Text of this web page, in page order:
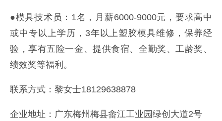
●模具技术员：1名，月薪6000-9000元，要求高中
或中专以上学历，3年以上塑胶模具维修，保养经
验，享有五险一金、提供食宿、全勤奖、工龄奖、
绩效奖等福利。
联系方式：黎女士18129638878
企业地址：广东梅州梅县畲江工业园绿创大道2号